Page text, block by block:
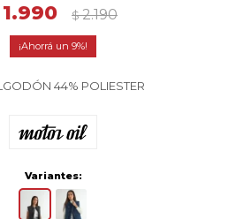
1.990 $ 2.190
9
44% POLIESTER
Variantes: